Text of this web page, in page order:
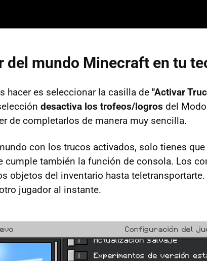
del mundo Minecraft en tu
hacer es seleccionar la casilla de "Activar
desactiva los trofeos/logros del
de completarlos de manera muy sencilla.
con los trucos activados, solo tienes que
cumple también la función de consola. Los
objetos del inventario hasta teletransportarte.
jugador al instante.